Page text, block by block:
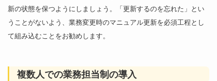
新の状態を保つようにしましょう。「更新するのを忘れた」とい
うことがないよう、業務変更時のマニュアル更新を必須工程とし
て組み込むことをお勧めします。
複数人での業務担当制の導入